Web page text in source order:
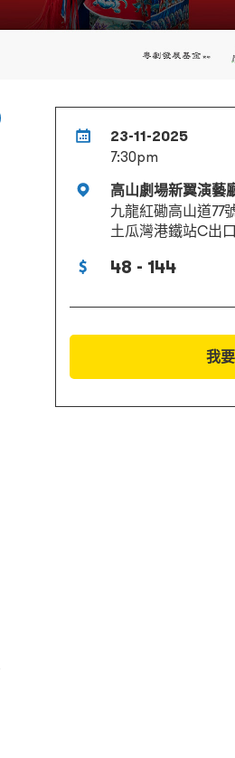
23-11-2025
7:30pm
高山劇場新翼演藝
九龍紅磡高山道77
土瓜灣港鐵站C出口
48 - 144
我